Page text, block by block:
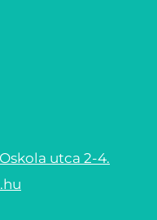
utca 2-4.